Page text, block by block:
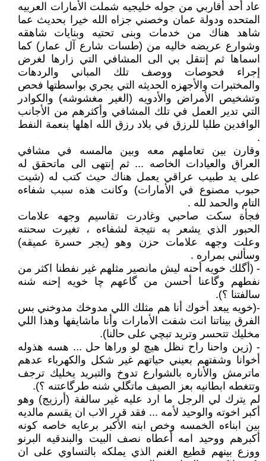
عاد أحد أقاربي من جوله خليجيه شملت الأمارات العربيه
المتحده ودولة عمان وخصني جزاه الله خيرا بحديث عما
شاهد هناك من خدمات وبنى تحتيه وبنايات شاهقه
وشوارع عريضه خاليه من (طسات شارع آل عمار) كما
اسماها ثم إنتقل بي الى المشافي التي زارها لغرض
إجراء فحوصات ووصف تلك المباني والردهات
والمختبرات والأجهزه الحديثه التي يجري بواسطتها فحص
وتشخيص الأمراض والأدويه (الغير مغشوشه) والكوادر
التي تدير العمل في تلك المشافي وأكثرهم من الأجانب
الوافدين طلبا للرزق في بلاد رزق الله اهلها بنعمة النفط
.
وقارن بين تعاملهم معه وبين مالمسه في مشافي
العراق والعيادات الخاصه ... ثم إنتهى الى ماتحقق له
على يد طبيب عراقي يعمل هناك حيث كتب له (شيت
حبوب مصنوع في الأمارات) وكانت هذه سبب شفاءه
التام والحمد لله .
فجأة سكت صاحبي وغادرت تقاسيم وجهه علامات
الحبور الذي يشعر به نتيجة لشفاءه ، تغيرت سحنته
وعلت وجهه علامات حزن وهو (يجر حسرة عميقه)
وسألني بمراره .
- (أگلك خويه أحنه ليش مانصير مثلهم غير نفطنا اكثر من
نفطهم وگاعنا أحسن من گاعهم چا خویه إحنه شنه
سالفتنا ؟).
-(خويه يبعد أخوك أنا هم مثلك اللي مدوخك مدوخني بس
الفرق بيناتنا انت شفت الأمارات وأنا ماشايفها وهذا اللي
مخليك تتحسر وتريد تبچي على حالنا).
- (زين واحنا راح نظل هيچ لو وراها حل ... هسه هذوله
أخوانا وشفتهم بعيني حياتهم غير شكل والكهرباء عدهم
ماترمش والأناره بالشوارع تدوخ والتبريد يخليك ترجف
وتتغطه ابطانيه بعز الصيف ماتگلي شنه طرگاعتنه ؟).
لم يترك لي الرجل ما ارد عليه غير سالفة (أرزيج) وهو
أكبر اخوته والوحيد لأمه ... فقد قرر الاب ان يقسم مالديه
بين ابناءه الخمسه وخص ابنه الأكبر برعايه خاصه كونه
أكبرهم ووحيد امه أعطاه نصف البيت والبندقيه البرنو
ووزع بينهم قطيع الغنم الذي يملكه بالتساوي على ان